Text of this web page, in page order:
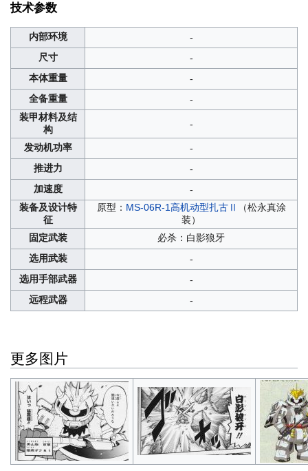
技术参数
内部环境
-
尺寸
-
本体重量
-
全备重量
-
装甲材料及结
构
-
发动机功率
-
推进力
-
加速度
-
装备及设计特
征
原型： MS-06R-1高机动型扎古Ⅱ
（松永真涂
装）
固定武装
必杀：白影狼牙
选用武装
-
选用手部武器
-
远程武器
-
更多图片